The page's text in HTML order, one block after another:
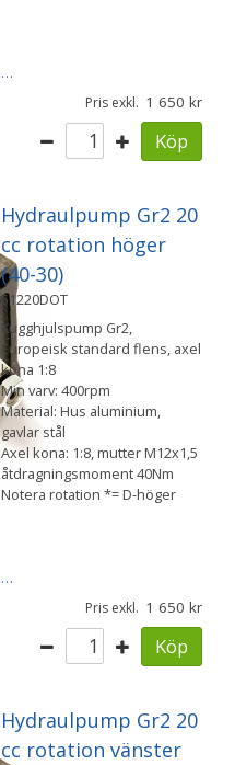
…
Pris exkl. 1 650
Köp
Hydraulpump Gr2 20
cc rotation höger
(40-30)
51220DOT
Kugghjulspump Gr2,
Europeisk standard flens, axel
kona 1:8
Min varv: 400rpm
Material: Hus aluminium,
gavlar stål
Axel kona: 1:8, mutter M12x1,5
åtdragningsmoment 40Nm
Notera rotation *= D-höger
…
Pris exkl. 1 650
Köp
Hydraulpump Gr2 20
cc rotation vänster